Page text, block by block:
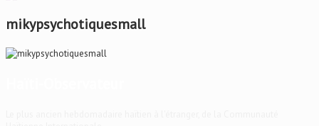
mikypsychotiquesmall